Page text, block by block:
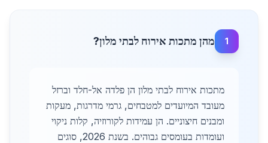
1 מהן מתכות אירוח לבתי מלון?
מתכות אירוח לבתי מלון הן פלדה אל-חלד וברזל
מעובד המיועדים למטבחים, גרמי מדרגות, מעקות
ומבנים חיצוניים. הן עמידות לקורוזיה, קלות ניקוי
ועומדות בעומסים גבוהים. בשנת 2026, סוגים